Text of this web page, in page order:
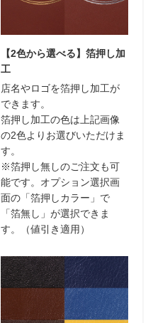
【2色から選べる】箔押し加
工
店名やロゴを箔押し加工が
できます。
箔押し加工の色は上記画像
の2色よりお選びいただけま
す。
※箔押し無しのご注文も可
能です。オプション選択画
面の「箔押しカラー」で
「箔無し」が選択できま
す。（値引き適用）